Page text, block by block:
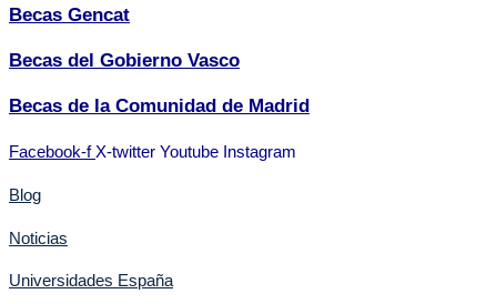
Becas Gencat
Becas del Gobierno Vasco
Becas de la Comunidad de Madrid
Facebook-f X-twitter Youtube Instagram
Blog
Noticias
Universidades España